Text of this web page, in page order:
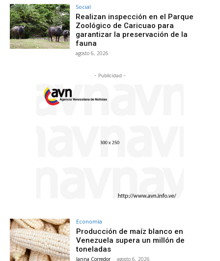
Social
Realizan inspección en el Parque
Zoológico de Caricuao para
garantizar la preservación de la
fauna
agosto 6, 2026
- Publicidad -
Economía
Producción de maíz blanco en
Venezuela supera un millón de
toneladas
Janna Corredor - agosto 6, 2026